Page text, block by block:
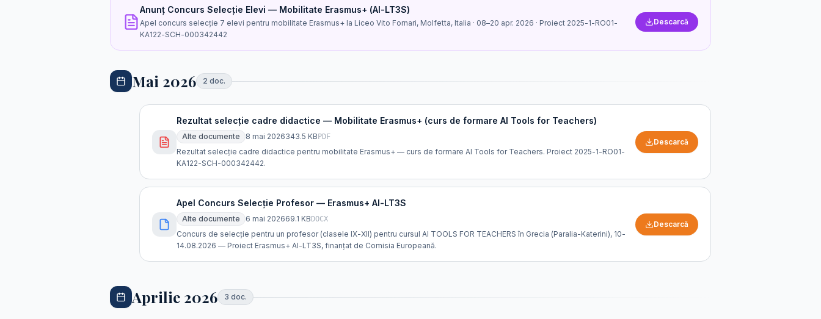
Anunț Concurs Selecție Elevi — Mobilitate Erasmus+ (AI-LT3S)
Apel concurs selecție 7 elevi pentru mobilitate Erasmus+ la Liceo Vito Fornari, Molfetta, Italia · 08–20 apr. 2026 · Proiect 2025-1-RO01-
KA122-SCH-000342442
Descarcă
Mai 2026 2 doc.
Rezultat selecție cadre didactice — Mobilitate Erasmus+ (curs de formare AI Tools for Teachers)
Alte documente 8 mai 2026343.5 KB PDF
Rezultat selecție cadre didactice pentru mobilitate Erasmus+ — curs de formare AI Tools for Teachers. Proiect 2025-1-RO01-
KA122-SCH-000342442.
Descarcă
Apel Concurs Selecție Profesor — Erasmus+ AI-LT3S
Alte documente 6 mai 202669.1 KB DOCX
Concurs de selecție pentru un profesor (clasele IX-XII) pentru cursul AI TOOLS FOR TEACHERS în Grecia (Paralia-Katerini), 10-
14.08.2026 — Proiect Erasmus+ AI-LT3S, finanțat de Comisia Europeană.
Descarcă
Aprilie 2026 3 doc.